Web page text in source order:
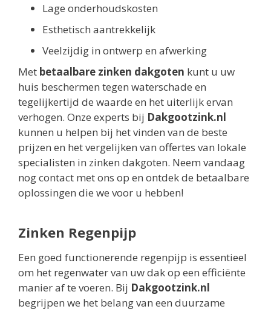
Lage onderhoudskosten
Esthetisch aantrekkelijk
Veelzijdig in ontwerp en afwerking
Met betaalbare zinken dakgoten kunt u uw
huis beschermen tegen waterschade en
tegelijkertijd de waarde en het uiterlijk ervan
verhogen. Onze experts bij Dakgootzink.nl
kunnen u helpen bij het vinden van de beste
prijzen en het vergelijken van offertes van lokale
specialisten in zinken dakgoten. Neem vandaag
nog contact met ons op en ontdek de betaalbare
oplossingen die we voor u hebben!
Zinken Regenpijp
Een goed functionerende regenpijp is essentieel
om het regenwater van uw dak op een efficiënte
manier af te voeren. Bij Dakgootzink.nl
begrijpen we het belang van een duurzame